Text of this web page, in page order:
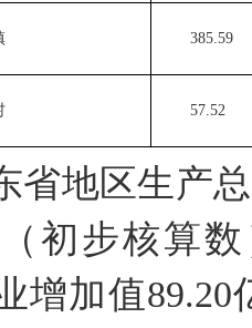
385.59
57.52
地区生产总
初步核算
增加值